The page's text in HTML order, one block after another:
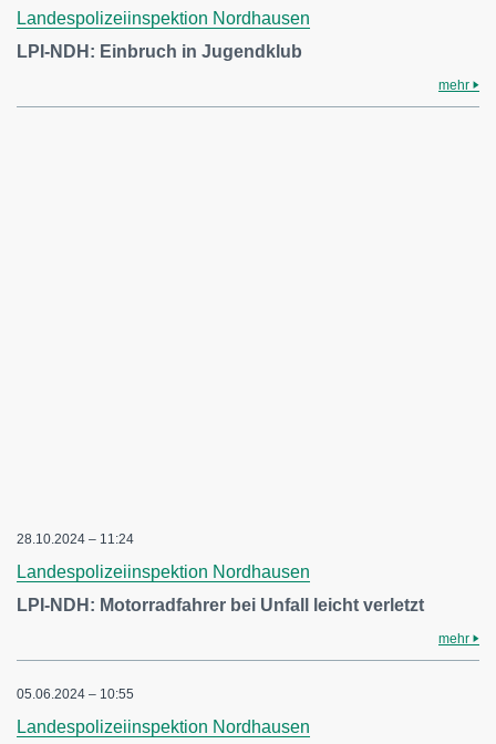
Landespolizeiinspektion Nordhausen
LPI-NDH: Einbruch in Jugendklub
mehr
28.10.2024 – 11:24
Landespolizeiinspektion Nordhausen
LPI-NDH: Motorradfahrer bei Unfall leicht verletzt
mehr
05.06.2024 – 10:55
Landespolizeiinspektion Nordhausen